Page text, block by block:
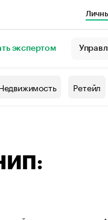
экспертом
Ретейл